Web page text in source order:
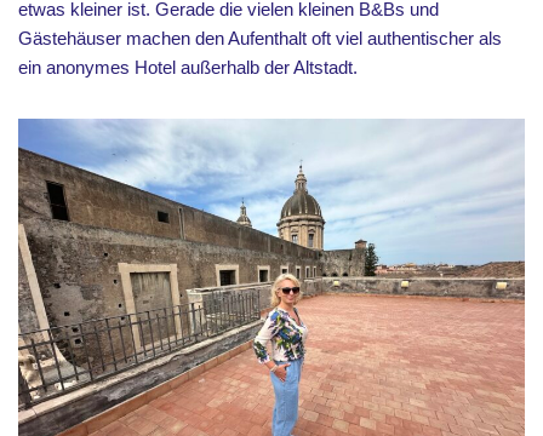
etwas kleiner ist. Gerade die vielen kleinen B&Bs und
Gästehäuser machen den Aufenthalt oft viel authentischer als
ein anonymes Hotel außerhalb der Altstadt.